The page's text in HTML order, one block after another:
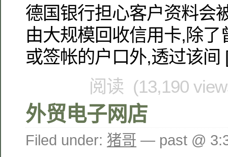
德国银行担心客户资料会
由大规模回收信用卡,除
或签帐的户口外,透过该
阅读 (13,190
外贸电子网店
Filed under: 猪哥 — past @